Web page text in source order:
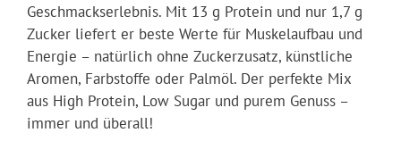
Geschmackserlebnis. Mit 13 g Protein und nur 1,7 g
Zucker liefert er beste Werte für Muskelaufbau und
Energie – natürlich ohne Zuckerzusatz, künstliche
Aromen, Farbstoffe oder Palmöl. Der perfekte Mix
aus High Protein, Low Sugar und purem Genuss –
immer und überall!